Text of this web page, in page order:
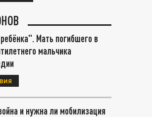
Мать погибшего в
мальчика
и нужна ли мобилизация